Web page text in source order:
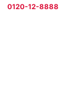
0120-12-8888